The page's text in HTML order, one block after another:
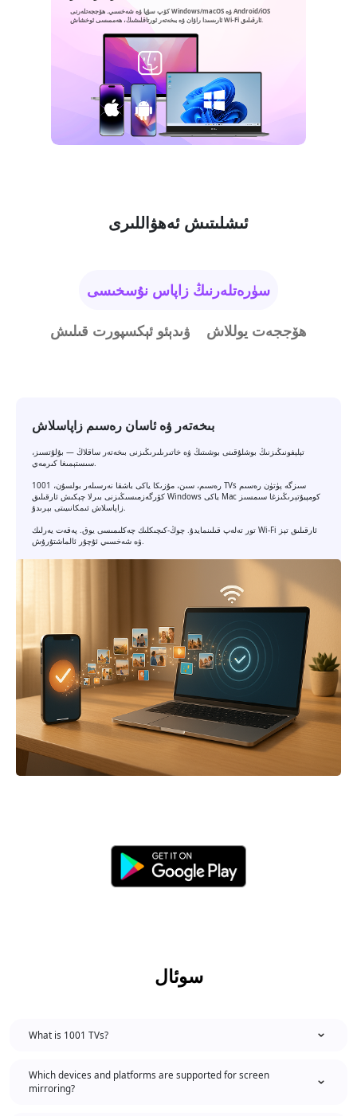
كۆپ سۇپا ۋە شەخسىي. ھۆججەتلەرنى Windows/macOS ۋە Android/iOS
ئارىسىدا راۋان ۋە بىخەتەر ئورتاقلىشىڭ، ھەممىسى ئوخشاش Wi-Fi ئارقىلىق.
ئىشلىتىش ئەھۋاللىرى
سۈرەتلەرنىڭ زاپاس نۇسخىسى
ۋىدېئو ئېكسپورت قىلىش ھۆججەت يوللاش
بىخەتەر ۋە ئاسان رەسىم زاپاسلاش
تېلېفونىڭىزنىڭ بوشلۇقىنى بوشىتىڭ ۋە خاتىرىلىرىڭىزنى بىخەتەر ساقلاڭ — بۇلۇتسىز،
سىستېمىغا كىرمەي.
رەسىم، سىن، مۇزىكا ياكى باشقا نەرسىلەر بولسۇن، 1001 TVs سىزگە پۈتۈن رەسىم
كۆرگەزمىسىڭىزنى بىرلا چېكىش ئارقىلىق Windows ياكى Mac كومپيۇتېرىڭىزغا سىمسىز
زاپاسلاش ئىمكانىيىتى بېرىدۇ.
تور تەلەپ قىلىنمايدۇ. چوڭ-كىچىكلىك چەكلىمىسى يوق. پەقەت يەرلىك Wi-Fi ئارقىلىق تېز
ۋە شەخسىي ئۇچۇر ئالماشتۇرۇش.
سوئال
What is 1001 TVs?
Which devices and platforms are supported for screen
mirroring?